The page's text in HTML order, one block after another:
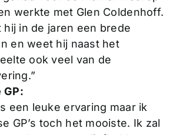
werkte met Glen Coldenhoff.
hij in de jaren een brede
en weet hij naast het
ook veel van de
GP:
een leuke ervaring maar ik
GP’s toch het mooiste. Ik zal